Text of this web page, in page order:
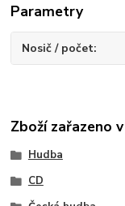
Parametry
Nosič / počet
Zboží zařazeno
Hudba
CD